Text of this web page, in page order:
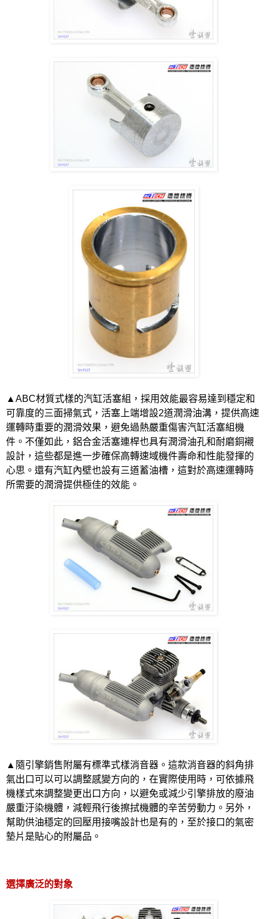
▲ ABC材質式樣的汽缸活塞組，採用效能最容易達到穩定和
可靠度的三面掃氣式，活塞上端增設2道潤滑油溝，提供高速
運轉時重要的潤滑效果，避免過熱嚴重傷害汽缸活塞組機
件。不僅如此，鋁合金活塞連桿也具有潤滑油孔和耐磨銅襯
設計，這些都是進一步確保高轉速域機件壽命和性能發揮的
心思。還有汽缸內壁也設有三道蓄油槽，這對於高速運轉時
所需要的潤滑提供極佳的效能。
▲隨引擎銷售附屬有標準式樣消音器。這款消音器的斜角排
氣出口可以可以調整感變方向的，在實際使用時，可依據飛
機樣式來調整變更出口方向，以避免或減少引擎排放的廢油
嚴重汙染機體，減輕飛行後擦拭機體的辛苦勞動力。另外，
幫助供油穩定的回壓用接嘴設計也是有的，至於接口的氣密
墊片是貼心的附屬品。
選擇廣泛的對象